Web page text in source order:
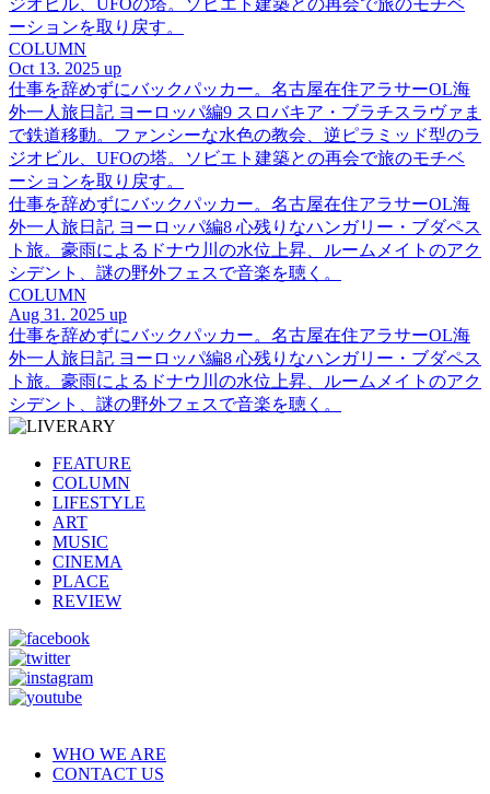
ジオビル、UFOの塔。ソビエト建築との再会で旅のモチベ
ーションを取り戻す。
COLUMN
Oct 13. 2025 up
仕事を辞めずにバックパッカー。名古屋在住アラサーOL海
外一人旅日記 ヨーロッパ編9 スロバキア・ブラチスラヴァま
で鉄道移動。ファンシーな水色の教会、逆ピラミッド型のラ
ジオビル、UFOの塔。ソビエト建築との再会で旅のモチベ
ーションを取り戻す。
仕事を辞めずにバックパッカー。名古屋在住アラサーOL海
外一人旅日記 ヨーロッパ編8 心残りなハンガリー・ブダペス
ト旅。豪雨によるドナウ川の水位上昇、ルームメイトのアク
シデント、謎の野外フェスで音楽を聴く。
COLUMN
Aug 31. 2025 up
仕事を辞めずにバックパッカー。名古屋在住アラサーOL海
外一人旅日記 ヨーロッパ編8 心残りなハンガリー・ブダペス
ト旅。豪雨によるドナウ川の水位上昇、ルームメイトのアク
シデント、謎の野外フェスで音楽を聴く。
FEATURE
COLUMN
LIFESTYLE
ART
MUSIC
CINEMA
PLACE
REVIEW
WHO WE ARE
CONTACT US